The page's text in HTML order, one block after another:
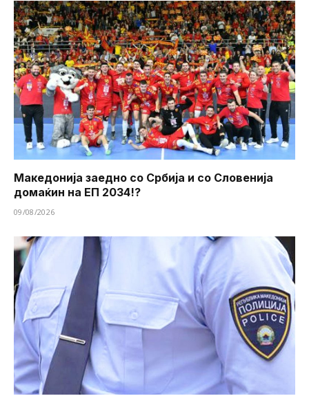
Македонија заедно со Србија и со Словенија
домаќин на ЕП 2034!?
09/08/2026